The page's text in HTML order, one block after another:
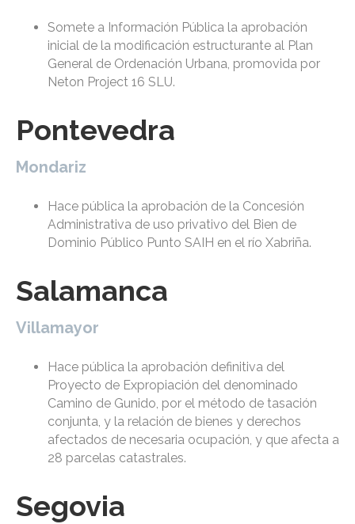
Somete a Información Pública la aprobación
inicial de la modificación estructurante al Plan
General de Ordenación Urbana, promovida por
Neton Project 16 SLU.
Pontevedra
Mondariz
Hace pública la aprobación de la Concesión
Administrativa de uso privativo del Bien de
Dominio Público Punto SAIH en el río Xabriña.
Salamanca
Villamayor
Hace pública la aprobación definitiva del
Proyecto de Expropiación del denominado
Camino de Gunido, por el método de tasación
conjunta, y la relación de bienes y derechos
afectados de necesaria ocupación, y que afecta a
28 parcelas catastrales.
Segovia